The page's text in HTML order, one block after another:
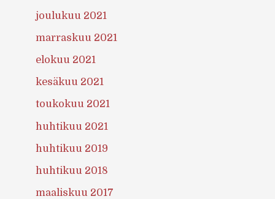
joulukuu 2021
marraskuu 2021
elokuu 2021
kesäkuu 2021
toukokuu 2021
huhtikuu 2021
huhtikuu 2019
huhtikuu 2018
maaliskuu 2017